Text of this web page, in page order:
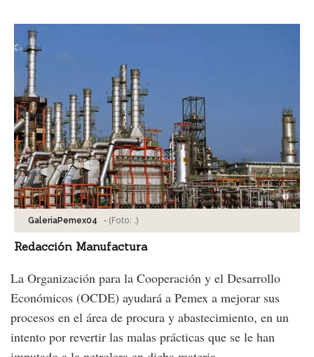
GaleriaPemex04 - (Foto: .)
Redacción Manufactura
La Organización para la Cooperación y el Desarrollo
Económicos (OCDE) ayudará a Pemex a mejorar sus
procesos en el área de procura y abastecimiento, en un
intento por revertir las malas prácticas que se le han